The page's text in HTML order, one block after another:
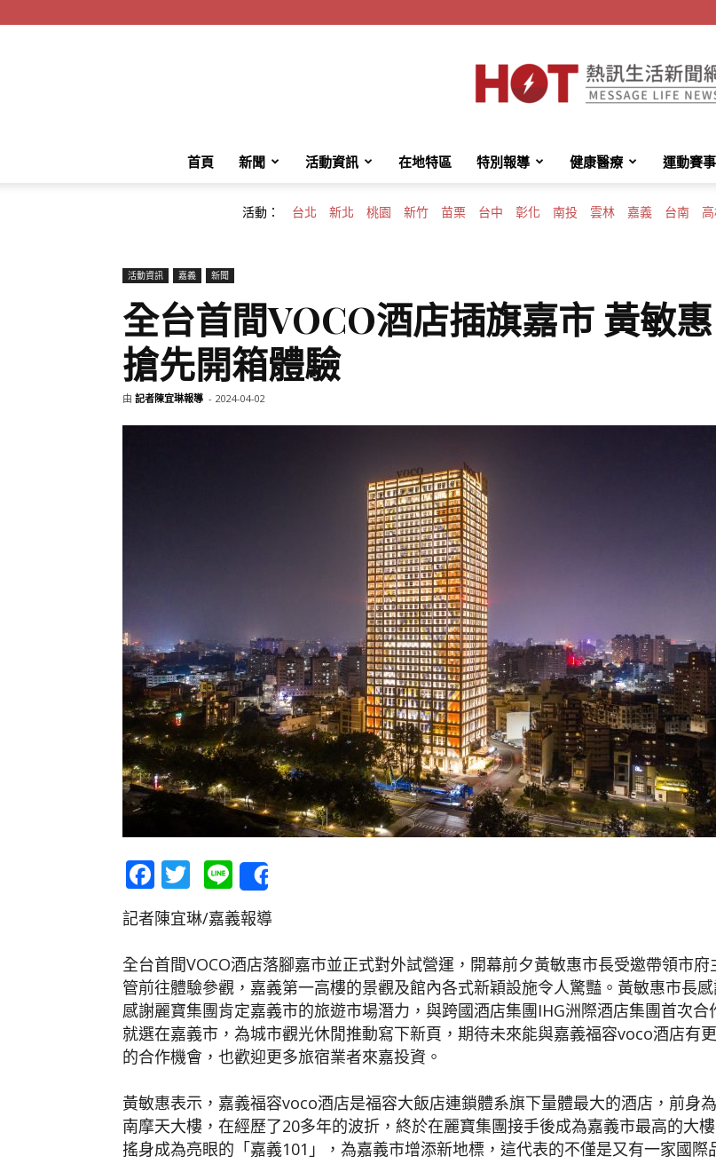
HotMessage
新
網
首頁 新聞 活動資訊 在地特區 特別報導 健康醫療 運動賽事
活動： 台北 新北 桃園 新竹 苗栗 台中 彰化 南投 雲林 嘉義 台南
活動資訊 嘉義 新聞
全台首間VOCO酒店插旗嘉市 黃敏惠
搶先開箱體驗
由 記者陳宜琳報導 - 2024-04-02
Facebook
Twitter
Line
記者陳宜琳/嘉義報導
全台首間VOCO酒店落腳嘉市並正式對外試營運，開幕前夕黃敏惠市長受邀帶領市府
管前往體驗參觀，嘉義第一高樓的景觀及館內各式新穎設施令人驚豔。黃敏惠市長
感謝麗寶集團肯定嘉義市的旅遊市場潛力，與跨國酒店集團IHG洲際酒店集團首次合
就選在嘉義市，為城市觀光休閒推動寫下新頁，期待未來能與嘉義福容voco酒店有
的合作機會，也歡迎更多旅宿業者來嘉投資。
黃敏惠表示，嘉義福容voco酒店是福容大飯店連鎖體系旗下量體最大的酒店，前身
南摩天大樓，在經歷了20多年的波折，終於在麗寶集團接手後成為嘉義市最高的大樓
搖身成為亮眼的「嘉義101」，為嘉義市增添新地標，這代表的不僅是又有一家國際